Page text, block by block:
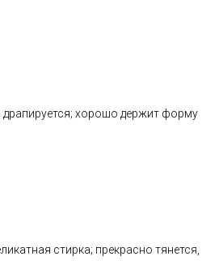
драпируется; хорошо держит форму
стирка; прекрасно тянется,